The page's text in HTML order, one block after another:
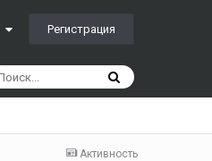
Регистрация
Активность